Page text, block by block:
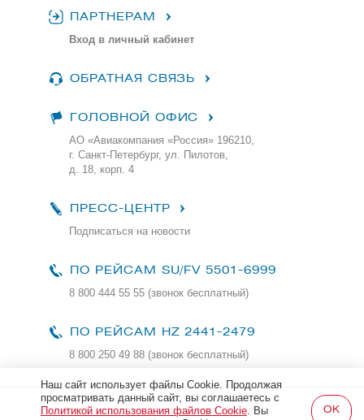
ПАРТНЕРАМ
Вход в личный кабинет
ОБРАТНАЯ СВЯЗЬ
ГОЛОВНОЙ ОФИС
АО «Авиакомпания «Россия» 196210,
г. Санкт-Петербург, ул. Пилотов,
д. 18, корп. 4
ПРЕСС-ЦЕНТР
Подписаться на новости
ПО РЕЙСАМ SU/FV 5501-6999
8 800 444 55 55 (звонок бесплатный)
ПО РЕЙСАМ HZ 2441-2479
8 800 250 49 88 (звонок бесплатный)
Все права защищены и охраняются законом
Наш сайт использует файлы Cookie. Продолжая
просматривать данный сайт, вы соглашаетесь с
Политикой использования файлов Cookie. Вы